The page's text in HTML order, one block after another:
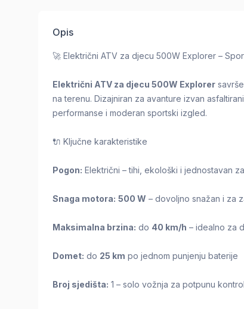
Opis
🚀 Električni ATV za djecu 500W Explorer –
Električni ATV za djecu 500W Explorer
na terenu. Dizajniran za avanture izvan
performanse i moderan sportski izgled.
🔌 Ključne karakteristike
Pogon: Električni – tihi, ekološki i jednostavan
Snaga motora: 500 W – dovoljno snažan i za
Maksimalna brzina: do 40 km/h – idealno za
Domet: do 25 km po jednom punjenju baterije
Broj sjedišta: 1 – solo vožnja za potpunu